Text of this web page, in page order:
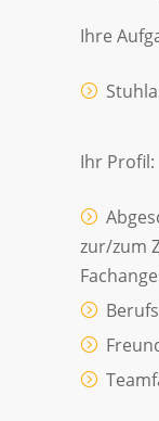
Ihre
Ihr Profil:
zur/zum